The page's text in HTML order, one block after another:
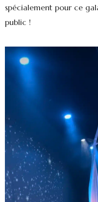
spécialement pour ce
public !